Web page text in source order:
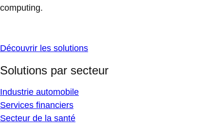
computing.
Découvrir les solutions
Solutions par secteur
Industrie automobile
Services financiers
Secteur de la santé